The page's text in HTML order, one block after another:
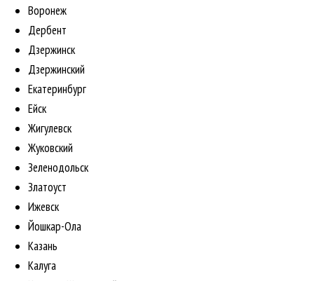
Воронеж
Дербент
Дзержинск
Дзержинский
Екатеринбург
Ейск
Жигулевск
Жуковский
Зеленодольск
Златоуст
Ижевск
Йошкар-Ола
Казань
Калуга